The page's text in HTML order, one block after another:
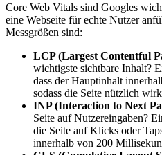
Core Web Vitals sind Googles
eine Webseite für echte Nutzer
Messgrößen sind:
LCP (Largest Contentful
wichtigste sichtbare Inhalt?
dass der Hauptinhalt
sodass die Seite nützlich
INP (Interaction to Next
Seite auf Nutzereingaben?
die Seite auf Klicks oder
innerhalb von 200